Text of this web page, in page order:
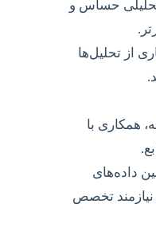
تحلیلی حساس و
از تحلیل‌ها
همکاری با
داده‌های
نیازمند تخصص